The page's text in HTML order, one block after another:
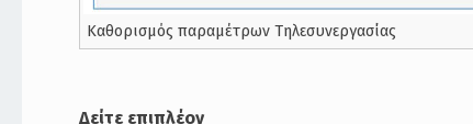
Καθορισμός παραμέτρων Τηλεσυνεργασίας
Δείτε επιπλέον